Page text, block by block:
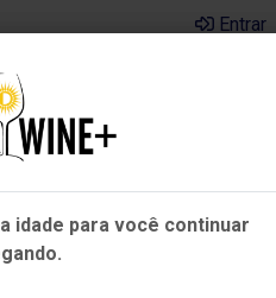
Entrar
Departamentos
750ML
Estados
idade para você continuar